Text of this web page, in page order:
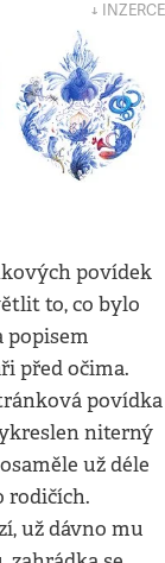
↓ INZERCE
povídek
to, co bylo
popisem
před očima.
povídka
niterný
už déle
rodičích.
už dávno mu